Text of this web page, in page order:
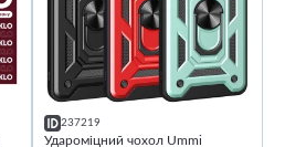
237219
Удароміцний чохол Ummi